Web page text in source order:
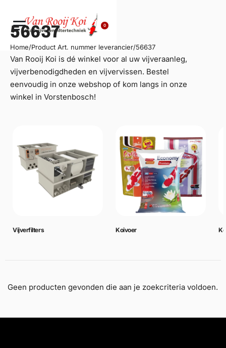
0
56637
Home/Product Art. nummer leverancier/56637
Van Rooij Koi is dé winkel voor al uw vijveraanleg,
vijverbenodigdheden en vijvervissen. Bestel
eenvoudig in onze webshop of kom langs in onze
winkel in Vorstenbosch!
Vijverfilters Koivoer
Geen producten gevonden die aan je zoekcriteria voldoen.